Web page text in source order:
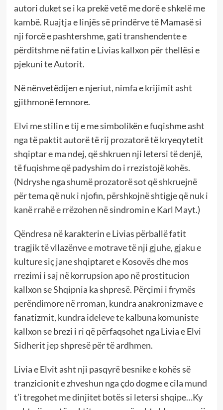
autori duket se i ka prekë vetë me dorë e shkelë me
kambë. Ruajtja e linjës së prindërve të Mamasë si
nji forcë e pashtershme, gati transhendente e
përditshme në fatin e Livias kallxon për thellësi e
pjekuni te Autorit.
Në nënvetëdijen e njeriut, nimfa e krijimit asht
gjithmonë femnore.
Elvi me stilin e tij e me simbolikën e fuqishme asht
nga të paktit autorë të rij prozatorë të kryeqytetit
shqiptar e ma ndej, që shkruen nji letersi të denjë,
të fuqishme që padyshim do i rrezistojë kohës.
(Ndryshe nga shumë prozatorë sot që shkruejnë
për tema që nuk i njofin, përshkojnë shtigje që nuk i
kanë rrahë e rrëzohen në sindromin e Karl Mayt.)
Qëndresa në karakterin e Livias përballë fatit
tragjik të vllazënve e motrave të nji gjuhe, gjaku e
kulture siç jane shqiptaret e Kosovës dhe mos
rrezimi i saj në korrupsion apo në prostitucion
kallxon se Shqipnia ka shpresë. Përçimi i frymës
perëndimore në rroman, kundra anakronizmave e
fanatizmit, kundra ideleve te kalbuna komuniste
kallxon se brezi i ri që përfaqsohet nga Livia e Elvi
Sidherit jep shpresë për të ardhmen.
Livia e Elvit asht nji pasqyrë besnike e kohës së
tranzicionit e zhveshun nga çdo dogme e cila mund
t’i tregohet me dinjitet botës si letersi shqipe…Ky